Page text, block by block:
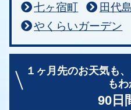
七ヶ宿町
田代島
やくらいガーデン
１ヶ月先のお天気も、
も
90日